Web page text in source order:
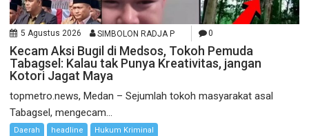
5 Agustus 2026 SIMBOLON RADJA P 0
Kecam Aksi Bugil di Medsos, Tokoh Pemuda
Tabagsel: Kalau tak Punya Kreativitas, jangan
Kotori Jagat Maya
topmetro.news, Medan – Sejumlah tokoh masyarakat asal
Tabagsel, mengecam...
Daerah headline Hukum Kriminal